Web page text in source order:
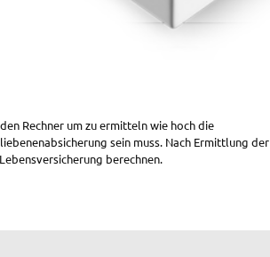
Rechner um zu ermitteln wie hoch die
sein muss. Nach Ermittlung der
berechnen.